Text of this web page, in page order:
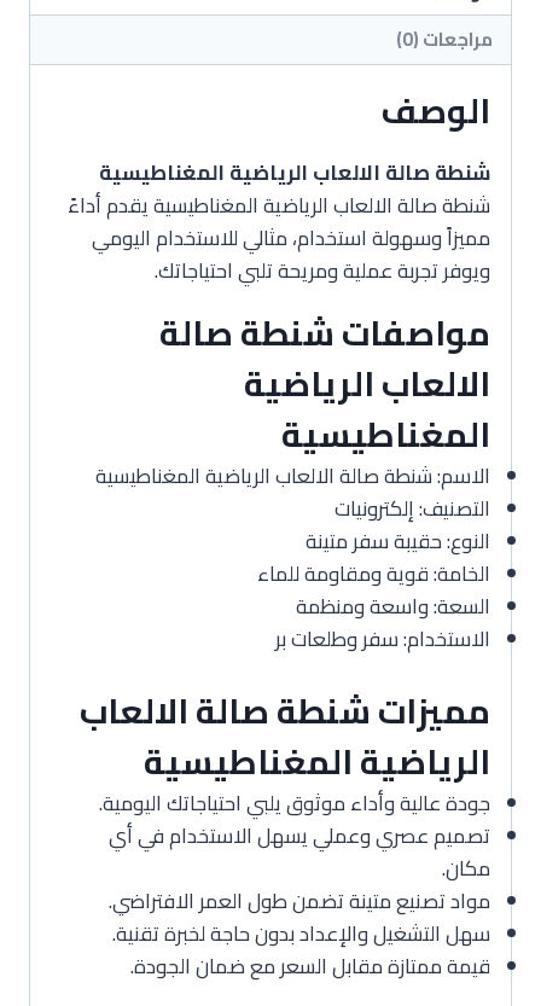
مراجعات (0)
الوصف
شنطة صالة الالعاب الرياضية المغناطيسية
شنطة صالة الالعاب الرياضية المغناطيسية يقدم أداءً
مميزاً وسهولة استخدام، مثالي للاستخدام اليومي
ويوفر تجربة عملية ومريحة تلبي احتياجاتك.
مواصفات شنطة صالة
الالعاب الرياضية
المغناطيسية
الاسم: شنطة صالة الالعاب الرياضية المغناطيسية
التصنيف: إلكترونيات
النوع: حقيبة سفر متينة
الخامة: قوية ومقاومة للماء
السعة: واسعة ومنظمة
الاستخدام: سفر وطلعات بر
مميزات شنطة صالة الالعاب
الرياضية المغناطيسية
جودة عالية وأداء موثوق يلبي احتياجاتك اليومية.
تصميم عصري وعملي يسهل الاستخدام في أي
مكان.
مواد تصنيع متينة تضمن طول العمر الافتراضي.
سهل التشغيل والإعداد بدون حاجة لخبرة تقنية.
قيمة ممتازة مقابل السعر مع ضمان الجودة.